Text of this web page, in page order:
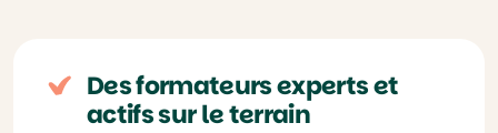
Des formateurs experts et
actifs sur le terrain